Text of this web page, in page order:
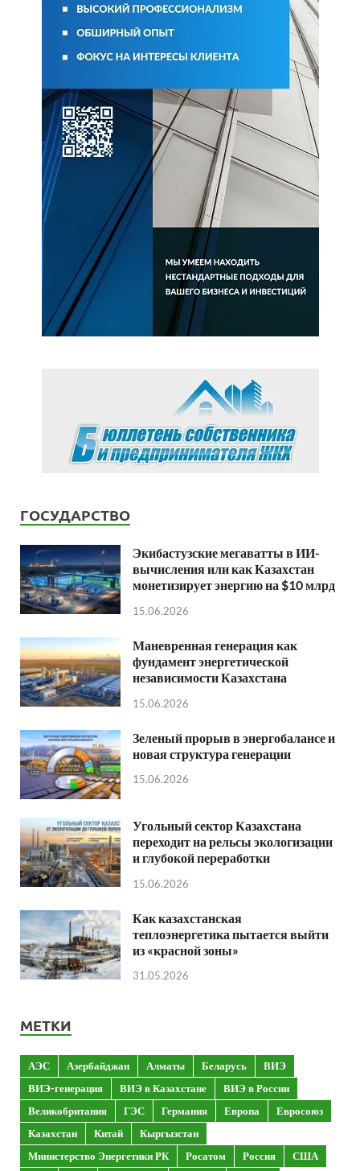
ГОСУДАРСТВО
Экибастузские мегаватты в ИИ-
вычисления или как Казахстан
монетизирует энергию на $10 млрд
15.06.2026
Маневренная генерация как
фундамент энергетической
независимости Казахстана
15.06.2026
Зеленый прорыв в энергобалансе и
новая структура генерации
15.06.2026
Угольный сектор Казахстана
переходит на рельсы экологизации
и глубокой переработки
15.06.2026
Как казахстанская
теплоэнергетика пытается выйти
из «красной зоны»
31.05.2026
МЕТКИ
АЭС Азербайджан Алматы Беларусь
ВИЭ
ВИЭ-генерация
ВИЭ в Казахстане
ВИЭ в России
Великобритания
ГЭС Германия Европа
Евросоюз
Казахстан
Китай
Кыргызстан
Министерство Энергетики РК
Росатом Россия
США